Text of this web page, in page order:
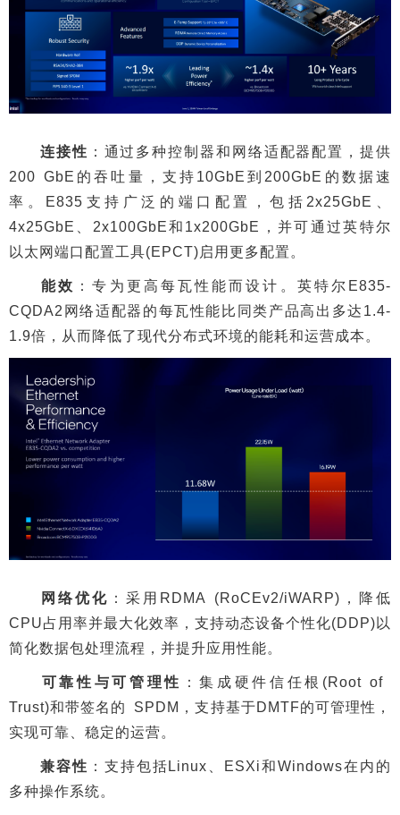
连接性 ：通过多种控制器和网络适配器配置，提供
200 GbE的吞吐量，支持10GbE到200GbE的数据速
率。E835支持广泛的端口配置，包括2x25GbE、
4x25GbE、2x100GbE和1x200GbE，并可通过英特尔
以太网端口配置工具(EPCT)启用更多配置。
能效 ：专为更高每瓦性能而设计。英特尔E835-
CQDA2网络适配器的每瓦性能比同类产品高出多达1.4-
1.9倍，从而降低了现代分布式环境的能耗和运营成本。
网络优化 ：采用RDMA (RoCEv2/iWARP)，降低
CPU占用率并最大化效率，支持动态设备个性化(DDP)以
简化数据包处理流程，并提升应用性能。
可靠性与可管理性
：集成硬件信任根(Root of
Trust)和带签名的 SPDM，支持基于DMTF的可管理性，
实现可靠、稳定的运营。
兼容性 ：支持包括Linux、ESXi和Windows在内的
多种操作系统。